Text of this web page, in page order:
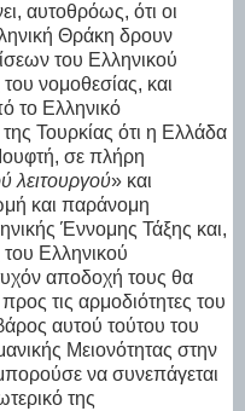
αυτοθρόως, ότι οι
Θράκη δρουν
του Ελληνικού
του νομοθεσίας, και
το Ελληνικό
Τουρκίας ότι η Ελλάδα
σε πλήρη
λειτουργού» και
και παράνομη
Έννομης Τάξης και,
του Ελληνικού
αποδοχή τους θα
τις αρμοδιότητες του
αυτού τούτου του
Μειονότητας στην
να συνεπάγεται
της